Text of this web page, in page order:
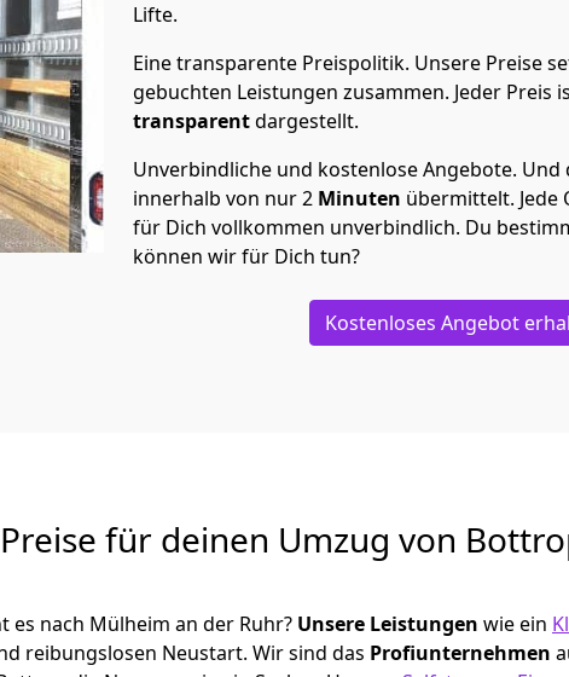
Lifte.
Eine transparente Preispolitik. Unsere Preise
gebuchten Leistungen zusammen. Jeder Preis
transparentdargestellt.
Unverbindliche und kostenlose Angebote. Und
innerhalb von nur2 Minuten übermittelt. Jede
für Dich vollkommen unverbindlich. Du
können wir für Dich tun?
Kostenloses Angebot
für deinen Umzug von
es nach Mülheim an der Ruhr? Unsere Leistungen wie ein
reibungslosen Neustart. Wir sind das Profiunternehmen